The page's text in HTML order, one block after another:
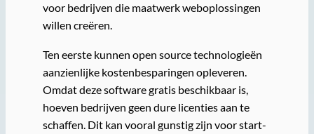
voor bedrijven die maatwerk weboplossingen
willen creëren.
Ten eerste kunnen open source technologieën
aanzienlijke kostenbesparingen opleveren.
Omdat deze software gratis beschikbaar is,
hoeven bedrijven geen dure licenties aan te
schaffen. Dit kan vooral gunstig zijn voor start-